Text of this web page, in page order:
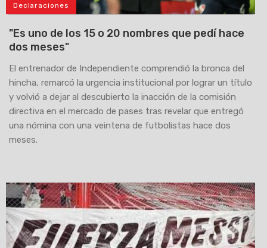
Declaraciones
"Es uno de los 15 o 20 nombres que pedí hace
dos meses"
El entrenador de Independiente comprendió la bronca del
hincha, remarcó la urgencia institucional por lograr un título
y volvió a dejar al descubierto la inacción de la comisión
directiva en el mercado de pases tras revelar que entregó
una nómina con una veintena de futbolistas hace dos
meses.